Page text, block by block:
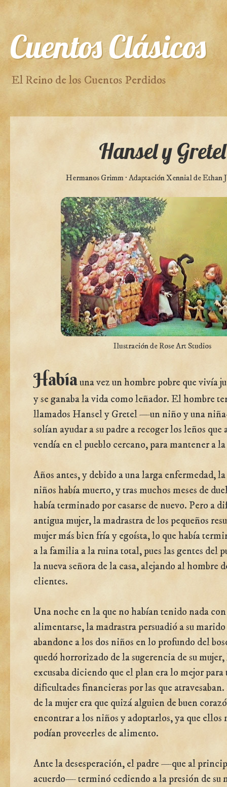
Cuentos Clásicos
El Reino de los Cuentos Perdidos
Hansel y Gretel
Hermanos Grimm · Adaptación Xennial de Ethan
Ilustración de Rose Art Studios
Habíauna vez un hombre pobre que vivía
y se ganaba la vida como leñador. El hombre
llamados Hansel y Gretel —un niño y una
solían ayudar a su padre a recoger los leños que
vendía en el pueblo cercano, para mantener a
Años antes, y debido a una larga enfermedad,
niños había muerto, y tras muchos meses de
había terminado por casarse de nuevo. Pero a
antigua mujer, la madrastra de los pequeños
mujer más bien fría y egoísta, lo que había
a la familia a la ruina total, pues las gentes del
la nueva señora de la casa, alejando al hombre
clientes.
Una noche en la que no habían tenido nada
alimentarse, la madrastra persuadió a su marido
abandone a los dos niños en lo profundo del
quedó horrorizado de la sugerencia de su mujer,
excusaba diciendo que el plan era lo mejor para
dificultades financieras por las que
de la mujer era que quizá alguien de buen
encontrar a los niños y adoptarlos, ya que ellos
podían proveerles de alimento.
Ante la desesperación, el padre —que al
acuerdo— terminó cediendo a la presión de su